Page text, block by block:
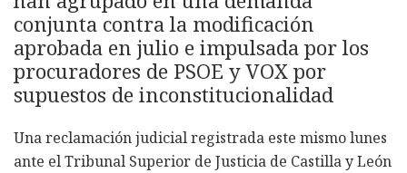
conjunta contra la modificación
aprobada en julio e impulsada por los
procuradores de PSOE y VOX por
supuestos de inconstitucionalidad
Una reclamación judicial registrada este mismo lunes
ante el Tribunal Superior de Justicia de Castilla y León